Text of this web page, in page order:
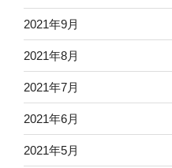
2021年9月
2021年8月
2021年7月
2021年6月
2021年5月